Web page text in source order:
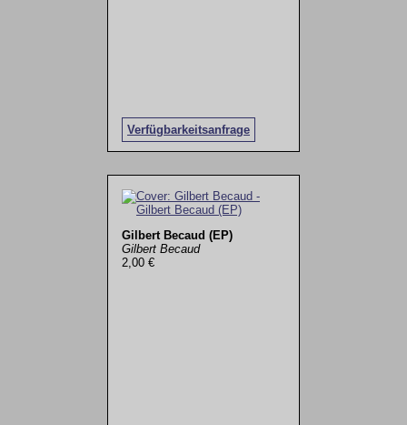
Verfügbarkeitsanfrage
Gilbert Becaud (EP)
Gilbert Becaud
2,00 €